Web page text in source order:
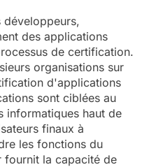
développeurs,
des applications
de certification.
organisations sur
d'applications
sont ciblées au
informatiques haut de
finaux à
les fonctions du
fournit la capacité de